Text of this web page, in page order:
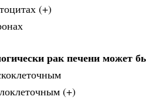
(+)
рак печени может
(+)